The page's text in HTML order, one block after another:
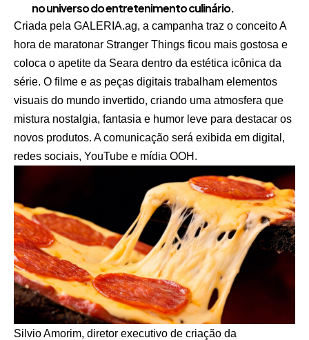
no universo do entretenimento culinário.
Criada pela GALERIA.ag, a campanha traz o conceito A
hora de maratonar Stranger Things ficou mais gostosa e
coloca o apetite da Seara dentro da estética icônica da
série. O filme e as peças digitais trabalham elementos
visuais do mundo invertido, criando uma atmosfera que
mistura nostalgia, fantasia e humor leve para destacar os
novos produtos. A comunicação será exibida em digital,
redes sociais, YouTube e mídia OOH.
Silvio Amorim, diretor executivo de criação da